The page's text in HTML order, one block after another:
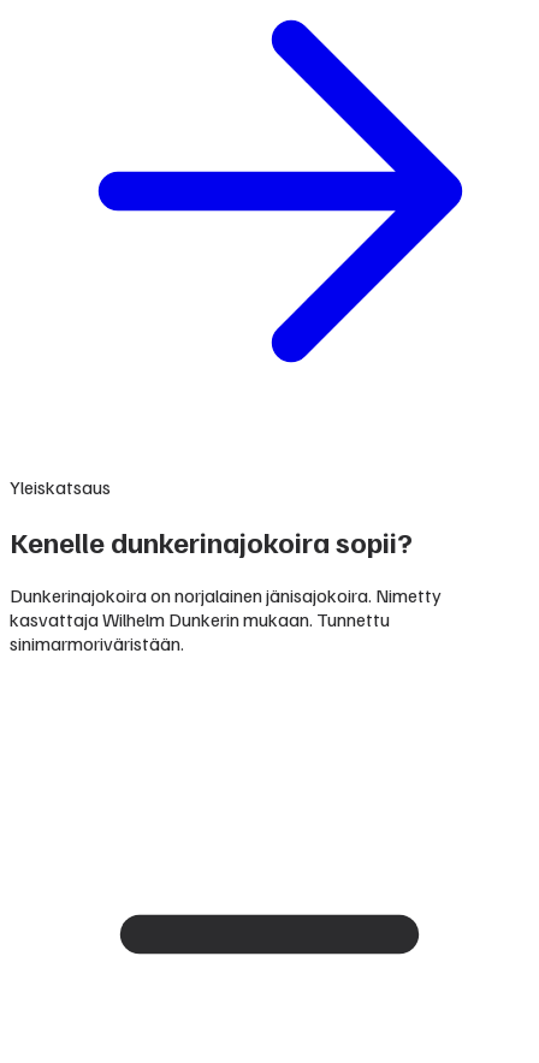
Yleiskatsaus
Kenelle dunkerinajokoira sopii?
Dunkerinajokoira on norjalainen jänisajokoira. Nimetty
kasvattaja Wilhelm Dunkerin mukaan. Tunnettu
sinimarmoriväristään.